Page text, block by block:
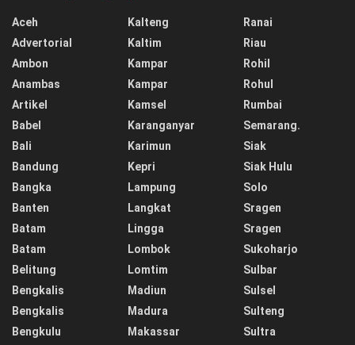
Aceh
Advertorial
Ambon
Anambas
Artikel
Babel
Bali
Bandung
Bangka
Banten
Batam
Batam
Belitung
Bengkalis
Bengkalis
Bengkulu
Kalteng
Kaltim
Kampar
Kampar
Kamsel
Karanganyar
Karimun
Kepri
Lampung
Langkat
Lingga
Lombok
Lomtim
Madiun
Madura
Makassar
Ranai
Riau
Rohil
Rohul
Rumbai
Semarang.
Siak
Siak Hulu
Solo
Sragen
Sragen
Sukoharjo
Sulbar
Sulsel
Sulteng
Sultra